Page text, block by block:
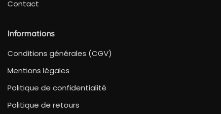
Contact
Informations
Conditions générales (CGV)
Mentions légales
Politique de confidentialité
Politique de retours